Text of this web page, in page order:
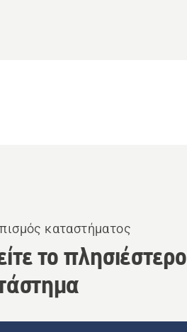
καταστήματος
το πλησιέστερο